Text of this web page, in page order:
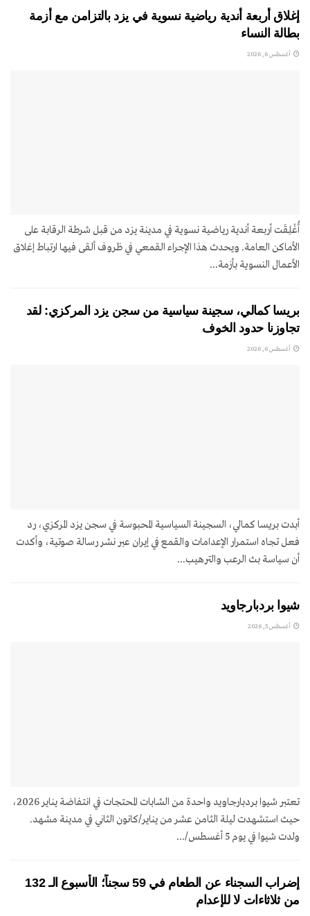
إغلاق أربعة أندية رياضية نسوية في يزد بالتزامن مع أزمة
بطالة النساء
أغسطس 6, 2026
أُغْلِقَت أربعة أندية رياضية نسوية في مدينة يزد من قبل شرطة الرقابة على
الأماكن العامة. ويحدث هذا الإجراء القمعي في ظروف ألقى فيها ارتباط إغلاق
الأعمال النسوية بأزمة...
بريسا كمالي، سجينة سياسية من سجن يزد المركزي: لقد
تجاوزنا حدود الخوف
أغسطس 6, 2026
أبدت بريسا كمالي، السجينة السياسية المحبوسة في سجن يزد المركزي، رد
فعل تجاه استمرار الإعدامات والقمع في إيران عبر نشر رسالة صوتية، وأكدت
أن سياسة بث الرعب والترهيب...
شيوا بردبارجاويد
أغسطس 5, 2026
تعتبر شيوا بردبارجاويد واحدة من الشابات المحتجات في انتفاضة يناير 2026،
حيث استشهدت ليلة الثامن عشر من يناير/كانون الثاني في مدينة مشهد.
ولدت شيوا في يوم 5 أغسطس/...
إضراب السجناء عن الطعام في 59 سجناً؛ الأسبوع الـ 132
من ثلاثاءات لا للإعدام